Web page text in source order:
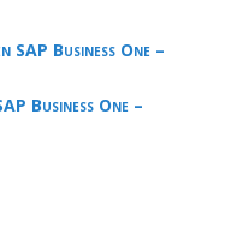
SAP Business One –
Business One –